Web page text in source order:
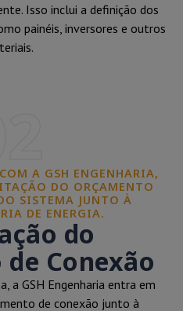
Isso inclui a definição dos
painéis, inversores e outros
A GSH ENGENHARIA,
DO ORÇAMENTO
SISTEMA JUNTO À
DE ENERGIA.
do
Conexão
a GSH Engenharia entra em
de conexão junto à